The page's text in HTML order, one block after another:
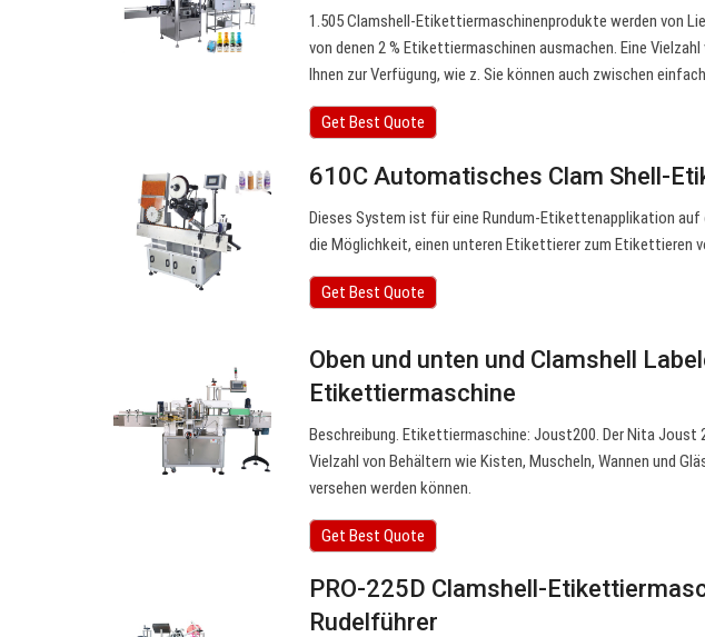
1.505 Clamshell-Etikettiermaschinenprodukte werden von
von denen 2 % Etikettiermaschinen ausmachen. Eine
Ihnen zur Verfügung, wie z. Sie können auch zwischen
Get Best Quote
610C Automatisches Clam Shell-
Dieses System ist für eine Rundum-Etikettenapplikation
die Möglichkeit, einen unteren Etikettierer zum Etikettieren
Get Best Quote
Oben und unten und Clamshell
Etikettiermaschine
Beschreibung. Etikettiermaschine: Joust200. Der Nita
Vielzahl von Behältern wie Kisten, Muscheln, Wannen und
versehen werden können.
Get Best Quote
PRO-225D Clamshell-
Rudelführer